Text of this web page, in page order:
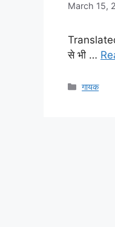
March 15,
Translated
से भी …
गायक